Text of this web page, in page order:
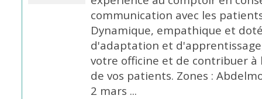
communication avec les
Dynamique, empathique et
d'adaptation et
votre officine et de contribuer
de vos patients. Zones :
2 mars ...